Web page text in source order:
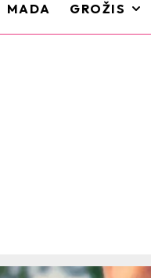
MADA GROŽIS